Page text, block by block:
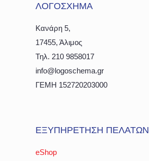
ΛΟΓΟΣΧΗΜΑ
Κανάρη 5,
17455, Άλιμος
Τηλ. 210 9858017
info@logoschema.gr
ΓΕΜΗ 152720203000
ΕΞΥΠΗΡΕΤΗΣΗ ΠΕΛΑΤΩΝ
eShop